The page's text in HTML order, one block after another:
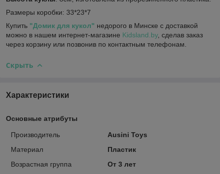
Размеры коробки: 33*23*7
Купить "Домик для кукол" недорого в Минске с доставкой
можно в нашем интернет-магазине Kidsland.by, сделав заказ
через корзину или позвонив по контактным телефонам.
Скрыть
Характеристики
Основные атрибуты
Производитель
Ausini Toys
Материал
Пластик
Возрастная группа
От 3 лет